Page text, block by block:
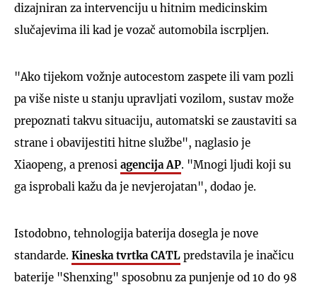
dizajniran za intervenciju u hitnim medicinskim
slučajevima ili kad je vozač automobila iscrpljen.
"Ako tijekom vožnje autocestom zaspete ili vam pozli
pa više niste u stanju upravljati vozilom, sustav može
prepoznati takvu situaciju, automatski se zaustaviti sa
strane i obavijestiti hitne službe", naglasio je
Xiaopeng, a prenosi agencija AP. "Mnogi ljudi koji su
ga isprobali kažu da je nevjerojatan", dodao je.
Istodobno, tehnologija baterija dosegla je nove
standarde. Kineska tvrtka CATL predstavila je inačicu
baterije "Shenxing" sposobnu za punjenje od 10 do 98